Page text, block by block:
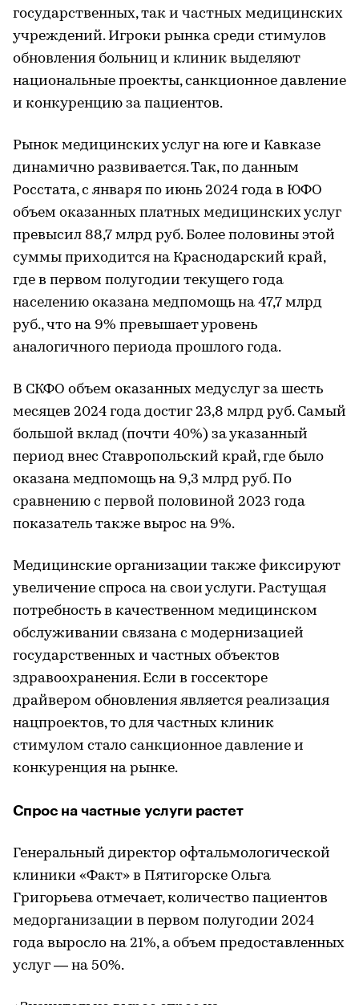
государственных, так и частных медицинских
учреждений. Игроки рынка среди стимулов
обновления больниц и клиник выделяют
национальные проекты, санкционное давление
и конкуренцию за пациентов.
Рынок медицинских услуг на юге и Кавказе
динамично развивается. Так, по данным
Росстата, с января по июнь 2024 года в ЮФО
объем оказанных платных медицинских услуг
превысил 88,7 млрд руб. Более половины этой
суммы приходится на Краснодарский край,
где в первом полугодии текущего года
населению оказана медпомощь на 47,7 млрд
руб., что на 9% превышает уровень
аналогичного периода прошлого года.
В СКФО объем оказанных медуслуг за шесть
месяцев 2024 года достиг 23,8 млрд руб. Самый
большой вклад (почти 40%) за указанный
период внес Ставропольский край, где было
оказана медпомощь на 9,3 млрд руб. По
сравнению с первой половиной 2023 года
показатель также вырос на 9%.
Медицинские организации также фиксируют
увеличение спроса на свои услуги. Растущая
потребность в качественном медицинском
обслуживании связана с модернизацией
государственных и частных объектов
здравоохранения. Если в госсекторе
драйвером обновления является реализация
нацпроектов, то для частных клиник
стимулом стало санкционное давление и
конкуренция на рынке.
Спрос на частные услуги растет
Генеральный директор офтальмологической
клиники «Факт» в Пятигорске Ольга
Григорьева отмечает, количество пациентов
медорганизации в первом полугодии 2024
года выросло на 21%, а объем предоставленных
услуг — на 50%.